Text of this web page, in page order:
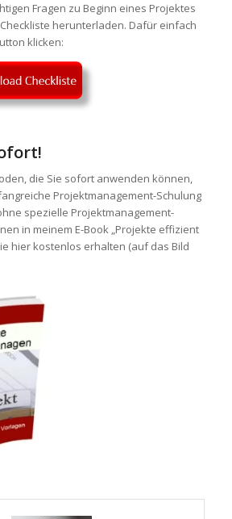
Fragen zu Beginn eines Projektes
herunterladen. Dafür einfach
klicken:
die Sie sofort anwenden können,
Projektmanagement-Schulung
spezielle Projektmanagement-
in meinem E-Book „Projekte effizient
hier kostenlos erhalten (auf das Bild